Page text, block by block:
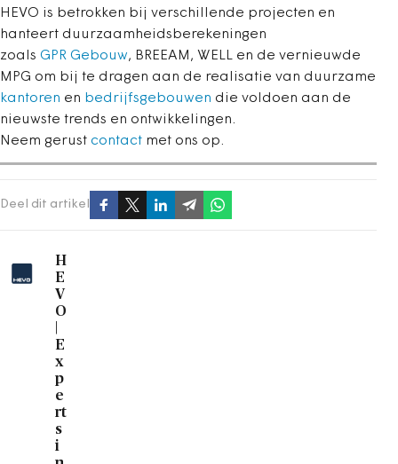
HEVO is betrokken bij verschillende projecten en
hanteert duurzaamheidsberekeningen
zoals GPR Gebouw, BREEAM, WELL en de vernieuwde
MPG om bij te dragen aan de realisatie van duurzame
kantoren en bedrijfsgebouwen die voldoen aan de
nieuwste trends en ontwikkelingen.
Neem gerust contact met ons op.
Deel dit artikel
H
E
V
O
E
x
p
e
rt
s
i